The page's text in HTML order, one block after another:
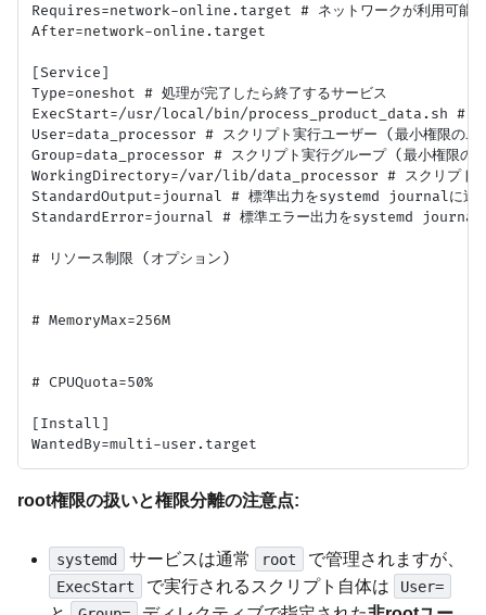
Requires=network-online.target # ネットワークが利用可能で
After=network-online.target
[Service]
Type=oneshot # 処理が完了したら終了するサービス
ExecStart=/usr/local/bin/process_product_data.sh # スク
User=data_processor # スクリプト実行ユーザー (最小権限のユ
Group=data_processor # スクリプト実行グループ (最小権限の
WorkingDirectory=/var/lib/data_processor # スクリプトの
StandardOutput=journal # 標準出力をsystemd journalに送
StandardError=journal # 標準エラー出力をsystemd journal
# リソース制限 (オプション)
# MemoryMax=256M
# CPUQuota=50%
[Install]
root権限の扱いと権限分離の注意点:
systemd サービスは通常 root で管理されますが、
ExecStart で実行されるスクリプト自体は User=